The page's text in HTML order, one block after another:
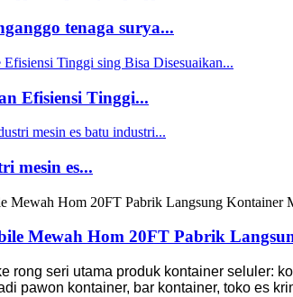
tenaga surya...
Efisiensi Tinggi...
mesin es...
Mewah Hom 20FT Pabrik
rong seri utama produk kontainer seluler:
pawon kontainer, bar kontainer, toko es